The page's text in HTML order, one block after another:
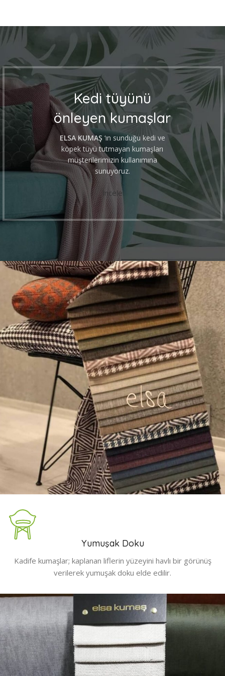
Kedi tüyünü
önleyen kumaşlar
ELSA KUMAŞ ‘ın sunduğu kedi ve
köpek tüyü tutmayan kumaşları
müşterilerimizin kullanımına
sunuyoruz.
İncele
Yumuşak Doku
Kadife kumaşlar; kaplanan liflerin yüzeyini havlı bir görünüş
verilerek yumuşak doku elde edilir.